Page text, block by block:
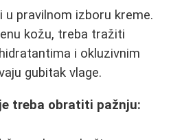
u pravilnom izboru kreme.
kožu, treba tražiti
i okluzivnim
gubitak vlage.
treba obratiti pažnju: